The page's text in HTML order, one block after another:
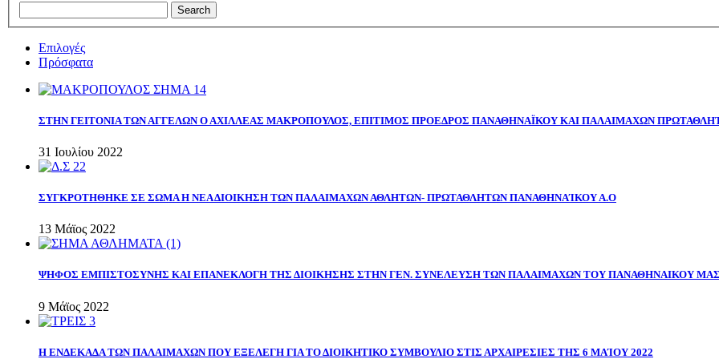
Επιλογές
Πρόσφατα
ΣΤΗΝ ΓΕΙΤΟΝΙΑ ΤΩΝ ΑΓΓΕΛΩΝ Ο ΑΧΙΛΛΕΑΣ ΜΑΚΡΟΠΟΥΛΟΣ, ΕΠΙΤΙΜΟΣ ΠΡΟΕΔΡΟΣ ΠΑΝΑΘΗΝΑΪΚΟΥ ΚΑΙ ΠΑΛΑΙΜΑΧΩΝ
31 Ιουλίου 2022
ΣΥΓΚΡΟΤΗΘΗΚΕ ΣΕ ΣΩΜΑ Η ΝΕΑ ΔΙΟΙΚΗΣΗ ΤΩΝ ΠΑΛΑΙΜΑΧΩΝ ΑΘΛΗΤΩΝ- ΠΡΩΤΑΘΛΗΤΩΝ ΠΑΝΑΘΗΝΑΊΚΟΥ Α.Ο
13 Μάϊος 2022
ΨΗΦΟΣ ΕΜΠΙΣΤΟΣΥΝΗΣ ΚΑΙ ΕΠΑΝΕΚΛΟΓΗ ΤΗΣ ΔΙΟΙΚΗΣΗΣ ΣΤΗΝ ΓΕΝ. ΣΥΝΕΛΕΥΣΗ ΤΩΝ ΠΑΛΑΙΜΑΧΩΝ ΤΟΥ ΠΑΝΑΘΗΝΑΙΚΟΥ ΜΑΣ
9 Μάϊος 2022
Η ΕΝΔΕΚΑΔΑ ΤΩΝ ΠΑΛΑΙΜΑΧΩΝ ΠΟΥ ΕΞΕΛΕΓΗ ΓΙΑ ΤΟ ΔΙΟΙΚΗΤΙΚΟ ΣΥΜΒΟΥΛΙΟ ΣΤΙΣ ΑΡΧΑΙΡΕΣΙΕΣ ΤΗΣ 6 ΜΑΊΟΥ 2022